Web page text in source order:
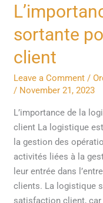
sortante
client
Leave a Comment /
/ November 21, 2023
L’importance de la
client La logistique
la gestion des
activités liées à la
leur entrée dans
clients. La logistique
satisfaction client,
L’importance
de
la
logistique
sortante
pour
la
satisfaction
client